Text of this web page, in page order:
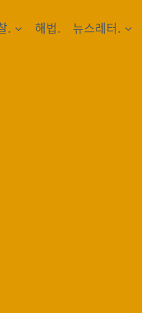
. 해법. 뉴스레터.